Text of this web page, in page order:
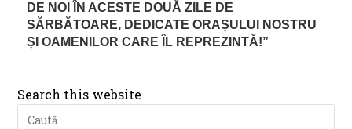
DE NOI ÎN ACESTE DOUĂ ZILE DE
SĂRBĂTOARE, DEDICATE ORAȘULUI NOSTRU
ȘI OAMENILOR CARE ÎL REPREZINTĂ!”
Search this website